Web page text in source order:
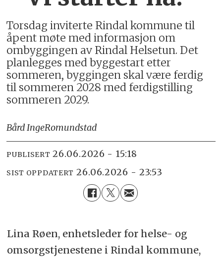
Torsdag inviterte Rindal kommune til
åpent møte med informasjon om
ombyggingen av Rindal Helsetun. Det
planlegges med byggestart etter
sommeren, byggingen skal være ferdig
til sommeren 2028 med ferdigstilling
sommeren 2029.
Bård IngeRomundstad
PUBLISERT 26.06.2026 - 15:18
SIST OPPDATERT 26.06.2026 - 23:53
Lina Røen, enhetsleder for helse- og
omsorgstjenestene i Rindal kommune,